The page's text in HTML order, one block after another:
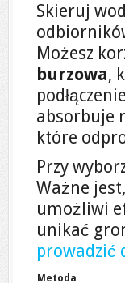
Skieruj
Możesz
burzowa,
absorbuje
które
Przy
Ważne
umożliwi
unikać
prowadzić
Metoda